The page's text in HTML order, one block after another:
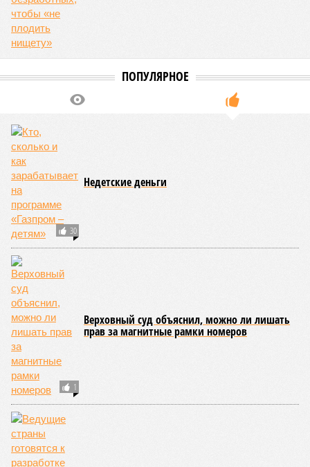
ПОПУЛЯРНОЕ
30
Недетские деньги
1
Верховный суд объяснил, можно ли лишать
прав за магнитные рамки номеров